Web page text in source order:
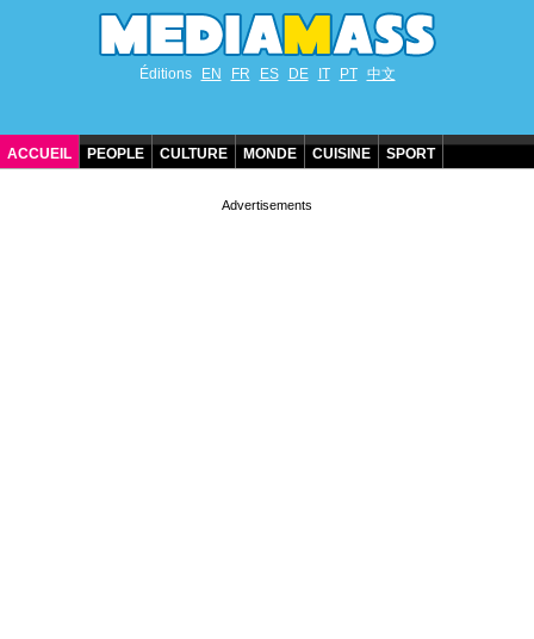
Éditions EN FR ES DE IT PT 中文
ACCUEIL PEOPLE CULTURE MONDE CUISINE SPORT